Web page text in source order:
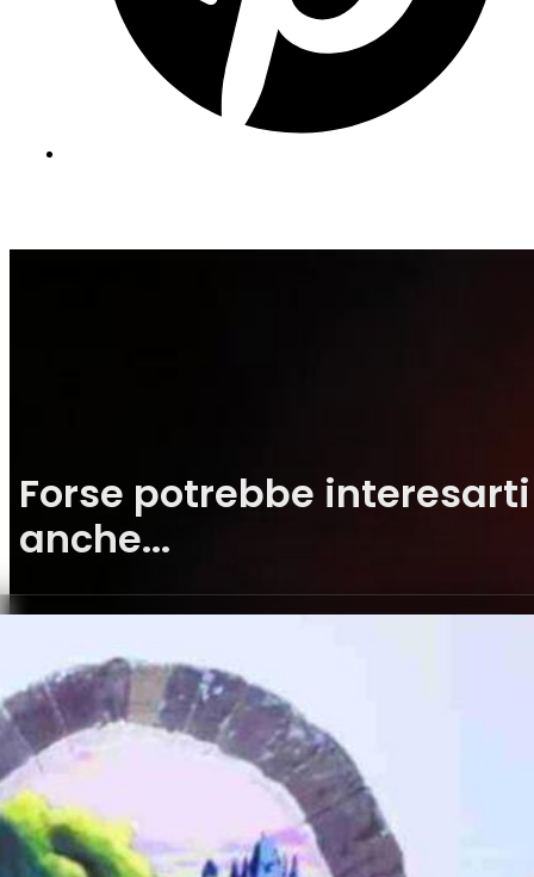
Forse potrebbe interesarti
anche...